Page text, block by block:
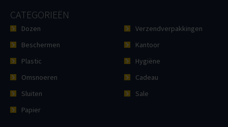
CATEGORIEËN
Dozen
Beschermen
Plastic
Omsnoeren
Sluiten
Papier
Verzendverpakkingen
Kantoor
Hygiëne
Cadeau
Sale